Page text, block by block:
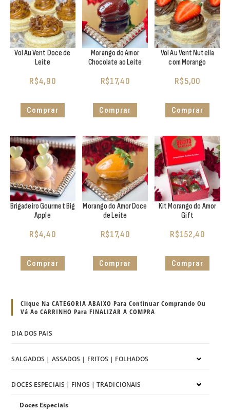
Vol Au Vent Doce de
Leite
R$4,90
Comprar
Morango do Amor
Chocolate ao Leite
R$17,40
Comprar
Vol Au Vent Nutella
com Morango
R$5,00
Comprar
Brigadeiro Gourmet Big
Apple
R$4,40
Comprar
Morango do Amor Doce
de Leite
R$17,40
Comprar
Kit Morango do Amor
Gift
R$152,40
Comprar
Clique Na CATEGORIA ABAIXO Para Continuar Comprando Ou
Vá Ao CARRINHO Para FINALIZAR A COMPRA
DIA DOS PAIS
SALGADOS | ASSADOS | FRITOS | FOLHADOS
DOCES ESPECIAIS | FINOS | TRADICIONAIS
Doces Especiais